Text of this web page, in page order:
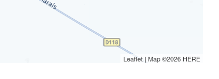
Leaflet | Map ©2026 HERE